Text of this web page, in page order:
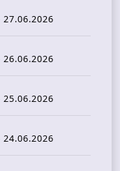
27.06.2026
26.06.2026
25.06.2026
24.06.2026